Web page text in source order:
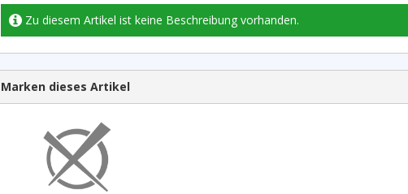
Zu diesem Artikel ist keine Beschreibung vorhanden.
Marken dieses Artikel